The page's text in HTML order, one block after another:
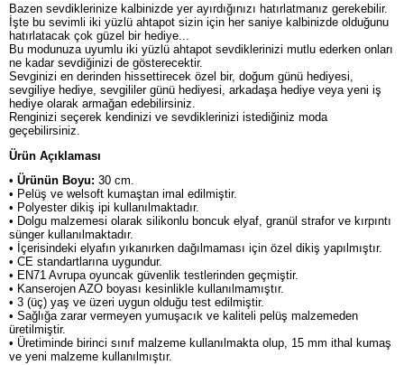
Bazen sevdiklerinize kalbinizde yer ayırdığınızı hatırlatmanız gerekebilir.
İşte bu sevimli iki yüzlü ahtapot sizin için her saniye kalbinizde olduğunu
hatırlatacak çok güzel bir hediye...
Bu modunuza uyumlu iki yüzlü ahtapot sevdiklerinizi mutlu ederken onları
ne kadar sevdiğinizi de gösterecektir.
Sevginizi en derinden hissettirecek özel bir, doğum günü hediyesi,
sevgiliye hediye, sevgililer günü hediyesi, arkadaşa hediye veya yeni iş
hediye olarak armağan edebilirsiniz.
Renginizi seçerek kendinizi ve sevdiklerinizi istediğiniz moda
geçebilirsiniz.
Ürün Açıklaması
• Ürünün Boyu: 30 cm.
• Pelüş ve welsoft kumaştan imal edilmiştir.
• Polyester dikiş ipi kullanılmaktadır.
• Dolgu malzemesi olarak silikonlu boncuk elyaf, granül strafor ve kırpıntı
sünger kullanılmaktadır.
• İçerisindeki elyafın yıkanırken dağılmaması için özel dikiş yapılmıştır.
• CE standartlarına uygundur.
• EN71 Avrupa oyuncak güvenlik testlerinden geçmiştir.
• Kanserojen AZO boyası kesinlikle kullanılmamıştır.
• 3 (üç) yaş ve üzeri uygun olduğu test edilmiştir.
• Sağlığa zarar vermeyen yumuşacık ve kaliteli pelüş malzemeden
üretilmiştir.
• Üretiminde birinci sınıf malzeme kullanılmakta olup, 15 mm ithal kumaş
ve yeni malzeme kullanılmıştır.